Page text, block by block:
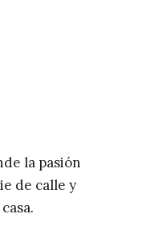
la pasión
de calle y